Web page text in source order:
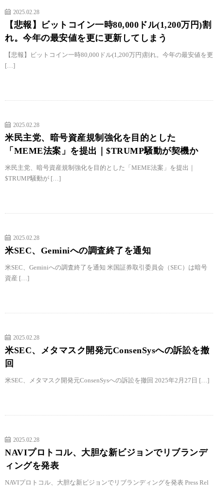
2025.02.28
【悲報】ビットコイン一時80,000ドル(1,200万円)割
れ。今年の最安値を更に更新してしまう
【悲報】ビットコイン一時80,000ドル(1,200万円)割れ。今年の最安値を更
[…]
2025.02.28
米民主党、暗号資産規制強化を目的とした
「MEME法案」を提出｜$TRUMP騒動が契機か
米民主党、暗号資産規制強化を目的とした「MEME法案」を提出｜
$TRUMP騒動が […]
2025.02.28
米SEC、Geminiへの調査終了を通知
米SEC、Geminiへの調査終了を通知 米国証券取引委員会（SEC）は暗号
資産 […]
2025.02.28
米SEC、メタマスク開発元ConsenSysへの訴訟を撤
回
米SEC、メタマスク開発元ConsenSysへの訴訟を撤回 2025年2月27日 […]
2025.02.28
NAVIプロトコル、大胆な新ビジョンでリブランデ
ィングを発表
NAVIプロトコル、大胆な新ビジョンでリブランディングを発表 Press Rel